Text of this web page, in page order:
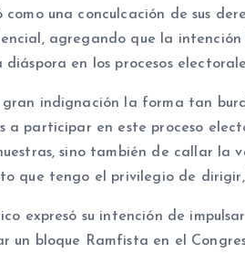
como una conculcación de sus
agregando que la
en los procesos
gran indignación la forma tan
a participar en este proceso
sino también de callar la
que tengo el privilegio de
expresó su intención de
un bloque Ramfista en el